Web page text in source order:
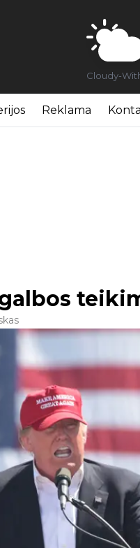
Cloudy-
Reklama